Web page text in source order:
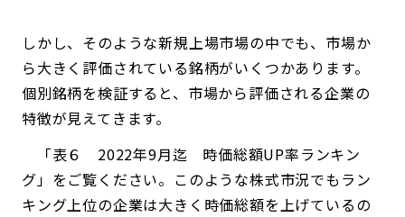
しかし、そのような新規上場市場の中でも、市場か
ら大きく評価されている銘柄がいくつかあります。
個別銘柄を検証すると、市場から評価される企業の
特徴が見えてきます。
「表６ 2022年9月迄 時価総額UP率ランキン
グ」をご覧ください。このような株式市況でもラン
キング上位の企業は大きく時価総額を上げているの